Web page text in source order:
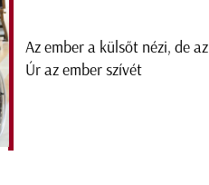
Az ember a külsőt nézi, de az
Úr az ember szívét